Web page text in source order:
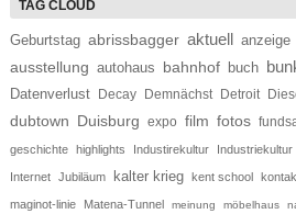
Geburtstag abrissbagger aktuell anzeige
ausstellung autohaus bahnhof buch
Datenverlust Decay Demnächst Detroit
dubtown Duisburg expo film fotos
geschichte highlights Industirekultur Industriekultur
Internet Jubiläum kalter krieg kent school
maginot-linie Matena-Tunnel meinung möbelhaus